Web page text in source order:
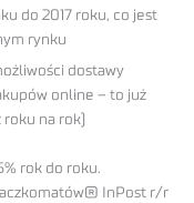
do 2017 roku, co jest
rynku
dostawy
online – to już
na rok)
rok do roku.
InPost r/r